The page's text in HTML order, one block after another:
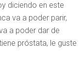
diciendo en este
va a poder parir,
a poder dar de
próstata, le guste